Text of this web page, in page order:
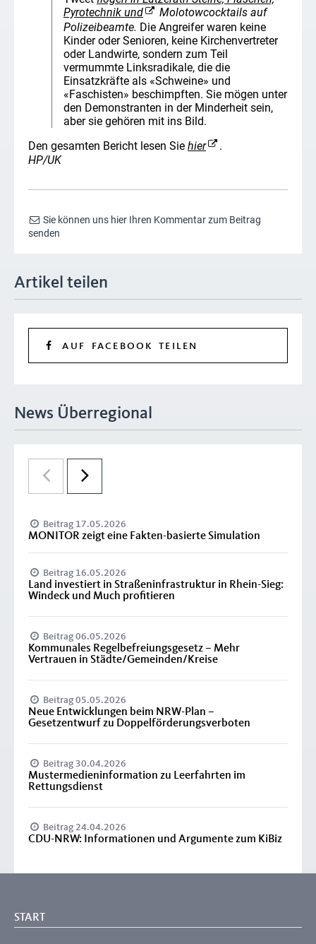
Pyrotechnik und
Molotowcocktails auf
Polizeibeamte. Die Angreifer waren keine
Kinder oder Senioren, keine Kirchenvertreter
oder Landwirte, sondern zum Teil
vermummte Linksradikale, die die
Einsatzkräfte als «Schweine» und
«Faschisten» beschimpften. Sie mögen unter
den Demonstranten in der Minderheit sein,
aber sie gehören mit ins Bild.
Den gesamten Bericht lesen Sie hier
.
HP/UK
Sie können uns hier Ihren Kommentar zum Beitrag
senden
Artikel teilen
AUF FACEBOOK TEILEN
News Überregional
Beitrag 17.05.2026
MONITOR zeigt eine Fakten-basierte Simulation
Beitrag 16.05.2026
Land investiert in Straßeninfrastruktur in Rhein-Sieg:
Windeck und Much profitieren
Beitrag 06.05.2026
Kommunales Regelbefreiungsgesetz – Mehr
Vertrauen in Städte/Gemeinden/Kreise
Beitrag 05.05.2026
Neue Entwicklungen beim NRW-Plan –
Gesetzentwurf zu Doppelförderungsverboten
Beitrag 30.04.2026
Mustermedieninformation zu Leerfahrten im
Rettungsdienst
Beitrag 24.04.2026
CDU-NRW: Informationen und Argumente zum KiBiz
START